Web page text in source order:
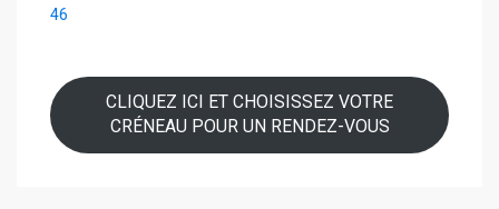
46
CLIQUEZ ICI ET CHOISISSEZ VOTRE
CRÉNEAU POUR UN RENDEZ-VOUS